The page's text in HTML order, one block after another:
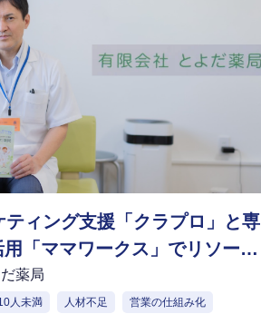
ティング支援「クラプロ」と専
用「ママワークス」でリソース
地域密着型の薬局が挑む新た
薬局
人未満 人材不足 営業の仕組み化